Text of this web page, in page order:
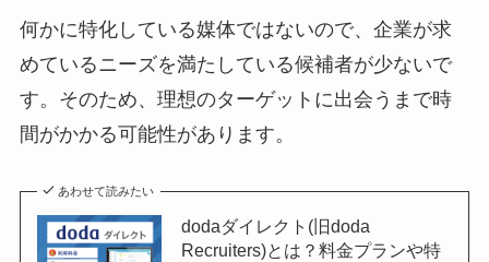
何かに特化している媒体ではないので、企業が求
めているニーズを満たしている候補者が少ないで
す。そのため、理想のターゲットに出会うまで時
間がかかる可能性があります。
あわせて読みたい
dodaダイレクト(旧doda
Recruiters)とは？料金プランや特